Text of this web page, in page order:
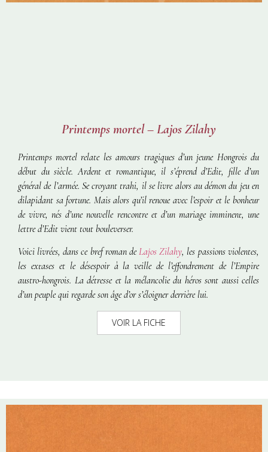
Printemps mortel – Lajos Zilahy
Printemps mortel relate les amours tragiques d’un jeune Hongrois du
début du siècle. Ardent et romantique, il s’éprend d’Edit, fille d’un
général de l’armée. Se croyant trahi, il se livre alors au démon du jeu en
dilapidant sa fortune. Mais alors qu’il renoue avec l’espoir et le bonheur
de vivre, nés d’une nouvelle rencontre et d’un mariage imminent, une
lettre d’Edit vient tout bouleverser.
Voici livrées, dans ce bref roman deLajos Zilahy, les passions violentes,
les extases et le désespoir à la veille de l’effondrement de l’Empire
austro-hongrois. La détresse et la mélancolie du héros sont aussi celles
d’un peuple qui regarde son âge d’or s’éloigner derrière lui.
VOIR LA FICHE